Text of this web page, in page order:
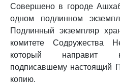
Совершено в городе
одном подлинном
Подлинный экземпляр
комитете Содружества
который направит
подписавшему настоящий
копию.